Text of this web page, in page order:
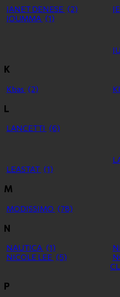
JANET DENESE (2)
JOUMMA (1)
K
Kbas (2)
L
LANCETTI (6)
LEASTAT (1)
M
MODISSIMO (78)
N
NAUTICA (1)
NICOLE LEE (5)
P